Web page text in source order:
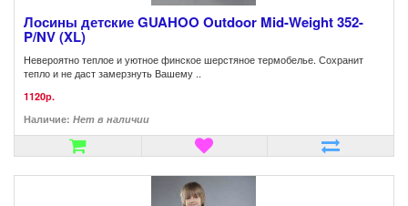
Лосины детские GUAHOO Outdoor Mid-Weight 352-
P/NV (XL)
Невероятно теплое и уютное финское шерстяное термобелье. Сохранит
тепло и не даст замерзнуть Вашему ..
1120р.
Наличие: Нет в наличии